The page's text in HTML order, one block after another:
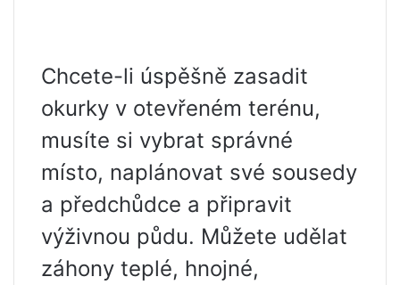
Chcete-li úspěšně zasadit
okurky v otevřeném terénu,
musíte si vybrat správné
místo, naplánovat své sousedy
a předchůdce a připravit
výživnou půdu. Můžete udělat
záhony teplé, hnojné,